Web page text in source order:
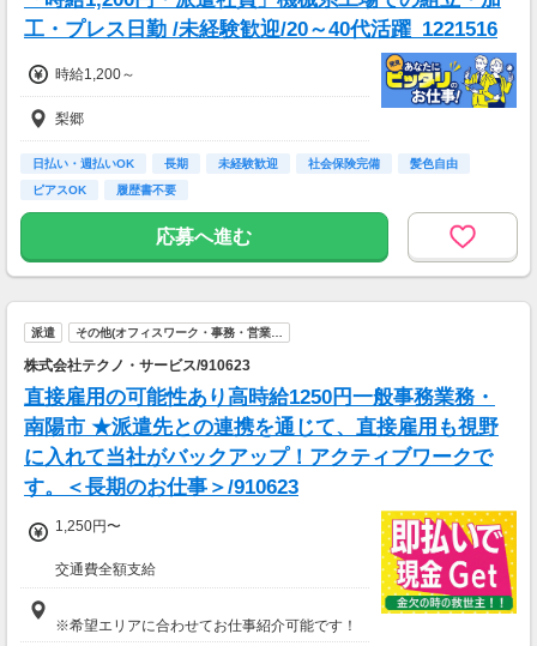
工・プレス日勤 /未経験歓迎/20～40代活躍_1221516
時給1,200～
梨郷
日払い・週払いOK 長期 未経験歓迎 社会保険完備
髪色自由
ピアスOK
履歴書不要
応募へ進む
派遣 その他(オフィスワーク・事務・営業…
株式会社テクノ・サービス/910623
直接雇用の可能性あり高時給1250円一般事務業務・
南陽市 ★派遣先との連携を通じて、直接雇用も視野
に入れて当社がバックアップ！アクティブワークで
す。＜長期のお仕事＞/910623
1,250円〜
交通費全額支給
即払い制度有
※希望エリアに合わせてお仕事紹介可能です！